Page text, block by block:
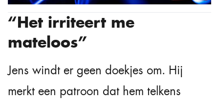
“Het irriteert me
mateloos”
Jens windt er geen doekjes om. Hij
merkt een patroon dat hem telkens